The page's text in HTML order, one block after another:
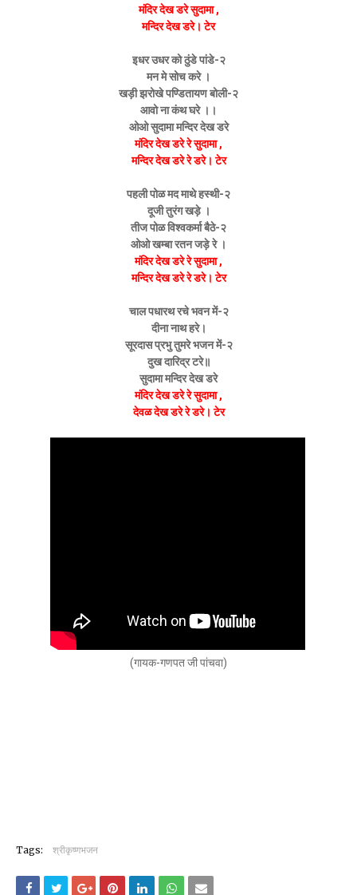
मंदिर देख डरे सुदामा ,
मन्दिर देख डरे। टेर
इधर उधर को ठुंडे पांडे-२
मन मे सोच करे ।
खड़ी झरोखे पण्डितायण बोली-२
आवो ना कंथ घरे ।।
ओओ सुदामा मन्दिर देख डरे
मंदिर देख डरे रे सुदामा ,
मन्दिर देख डरे रे डरे। टेर
पहली पोळ मद माथे हस्थी-२
दूजी तुरंग खड़े ।
तीज पोळ विश्वकर्मा बैठे-२
ओओ खम्बा रतन जड़े रे ।
मंदिर देख डरे रे सुदामा ,
मन्दिर देख डरे रे डरे। टेर
चाल पधारथ रचे भवन में-२
दीना नाथ हरे।
सूरदास प्रभु तुमरे भजन में-२
दुख दारिद्र टरे॥
सुदामा मन्दिर देख डरे
मंदिर देख डरे रे सुदामा ,
देवळ देख डरे रे डरे। टेर
(गायक-गणपत जी पांचवा)
Tags: श्रीकृष्णभजन